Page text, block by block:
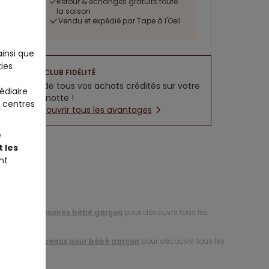
la saison
Vendu et expédié par Tape à l'Oeil
CLUB FIDÉLITÉ
5% de tous vos achats crédités sur votre
cagnotte !
Découvrir tous les avantages
d'
accessoires bébé garçon pour découvrir tous les
de
chapeaux pour bébé garçon pour découvrir tous les
que
les